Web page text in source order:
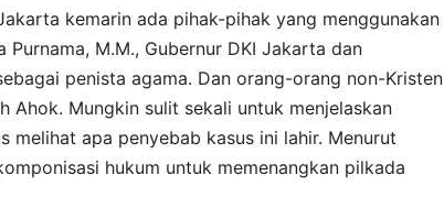
kemarin ada pihak-pihak yang menggunakan
Purnama, M.M., Gubernur DKI Jakarta dan
penista agama. Dan orang-orang non-Kristen
Ahok. Mungkin sulit sekali untuk menjelaskan
melihat apa penyebab kasus ini lahir. Menurut
hukum untuk memenangkan pilkada